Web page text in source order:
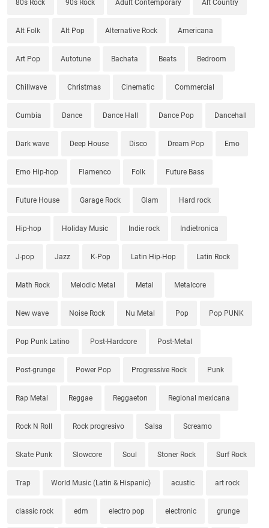
80s Rock 90s Rock Adult Contemporary Alt Country
Alt Folk Alt Pop Alternative Rock Americana
Art Pop Autotune Bachata Beats Bedroom
Chillwave Christmas Cinematic Commercial
Cumbia Dance Dance Hall Dance Pop Dancehall
Dark wave Deep House Disco Dream Pop Emo
Emo Hip-hop Flamenco Folk Future Bass
Future House Garage Rock Glam Hard rock
Hip-hop Holiday Music Indie rock Indietronica
J-pop Jazz K-Pop Latin Hip-Hop Latin Rock
Math Rock Melodic Metal Metal Metalcore
New wave Noise Rock Nu Metal Pop Pop PUNK
Pop Punk Latino Post-Hardcore Post-Metal
Post-grunge Power Pop Progressive Rock Punk
Rap Metal Reggae Reggaeton Regional mexicana
Rock N Roll Rock progresivo Salsa Screamo
Skate Punk Slowcore Soul Stoner Rock Surf Rock
Trap World Music (Latin & Hispanic) acustic art rock
classic rock edm electro pop electronic grunge